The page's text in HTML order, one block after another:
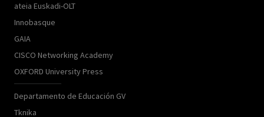
ateia Euskadi-OLT
Innobasque
GAIA
CISCO Networking Academy
OXFORD University Press
Departamento de Educación GV
Tknika